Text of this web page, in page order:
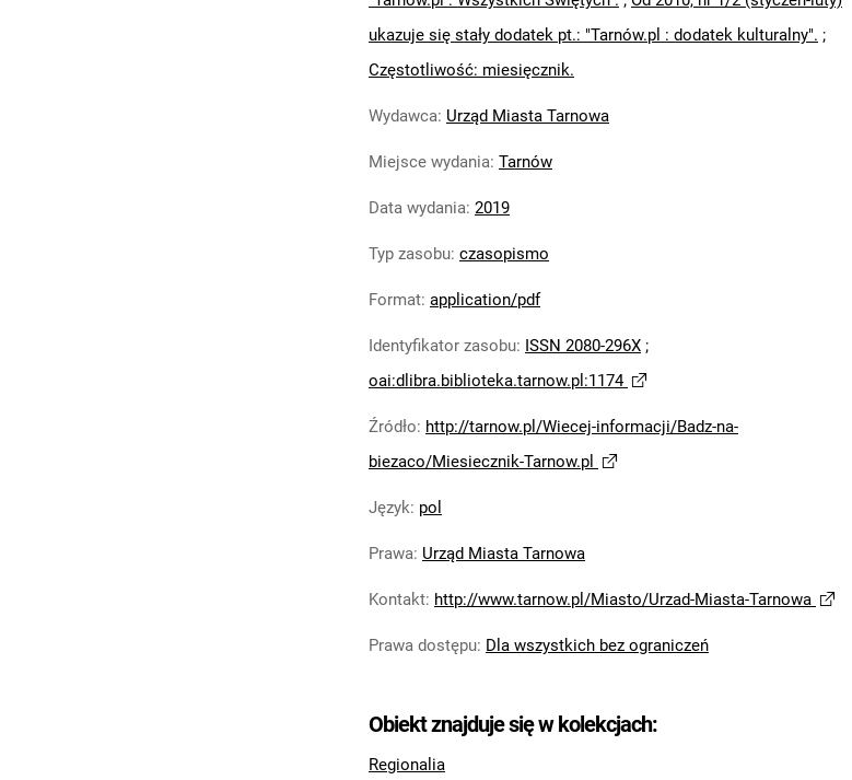
ukazuje się stały dodatek pt.: "Tarnów.pl : dodatek kulturalny". ;
Częstotliwość: miesięcznik.
Wydawca: Urząd Miasta Tarnowa
Miejsce wydania: Tarnów
Data wydania: 2019
Typ zasobu: czasopismo
Format: application/pdf
Identyfikator zasobu: ISSN 2080-296X ;
oai:dlibra.biblioteka.tarnow.pl:1174
Źródło: http://tarnow.pl/Wiecej-informacji/Badz-na-
biezaco/Miesiecznik-Tarnow.pl
Język: pol
Prawa: Urząd Miasta Tarnowa
Kontakt: http://www.tarnow.pl/Miasto/Urzad-Miasta-Tarnowa
Prawa dostępu: Dla wszystkich bez ograniczeń
Obiekt znajduje się w kolekcjach:
Regionalia